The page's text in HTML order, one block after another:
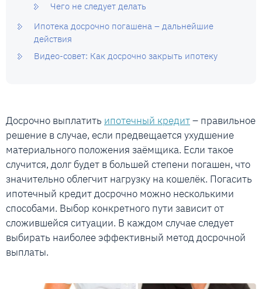
Чего не следует делать
Ипотека досрочно погашена – дальнейшие
действия
Видео-совет: Как досрочно закрыть ипотеку
Досрочно выплатить ипотечный кредит– правильное
решение в случае, если предвещается ухудшение
материального положения заёмщика. Если такое
случится, долг будет в большей степени погашен, что
значительно облегчит нагрузку на кошелёк. Погасить
ипотечный кредит досрочно можно несколькими
способами. Выбор конкретного пути зависит от
сложившейся ситуации. В каждом случае следует
выбирать наиболее эффективный метод досрочной
выплаты.